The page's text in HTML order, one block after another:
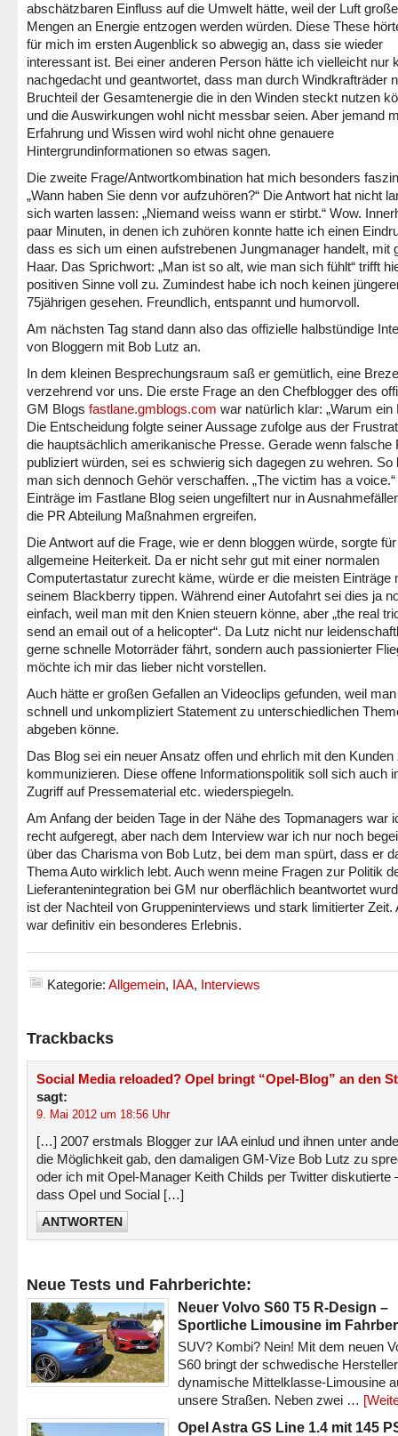
abschätzbaren Einfluss auf die Umwelt hätte, weil der Luft große
Mengen an Energie entzogen werden würden. Diese These
für mich im ersten Augenblick so abwegig an, dass sie wieder
interessant ist. Bei einer anderen Person hätte ich vielleicht nur
nachgedacht und geantwortet, dass man durch Windkrafträder
Bruchteil der Gesamtenergie die in den Winden steckt nutzen
und die Auswirkungen wohl nicht messbar seien. Aber jemand
Erfahrung und Wissen wird wohl nicht ohne genauere
Hintergrundinformationen so etwas sagen.
Die zweite Frage/Antwortkombination hat mich besonders
„Wann haben Sie denn vor aufzuhören?“ Die Antwort hat nicht
sich warten lassen: „Niemand weiss wann er stirbt.“ Wow.
paar Minuten, in denen ich zuhören konnte hatte ich einen
dass es sich um einen aufstrebenen Jungmanager handelt, mit
Haar. Das Sprichwort: „Man ist so alt, wie man sich fühlt“ trifft
positiven Sinne voll zu. Zumindest habe ich noch keinen
75jährigen gesehen. Freundlich, entspannt und humorvoll.
Am nächsten Tag stand dann also das offizielle halbstündige
von Bloggern mit Bob Lutz an.
In dem kleinen Besprechungsraum saß er gemütlich, eine
verzehrend vor uns. Die erste Frage an den Chefblogger des
GM Blogs fastlane.gmblogs.com war natürlich klar: „Warum ein
Die Entscheidung folgte seiner Aussage zufolge aus der
die hauptsächlich amerikanische Presse. Gerade wenn falsche
publiziert würden, sei es schwierig sich dagegen zu wehren. So
man sich dennoch Gehör verschaffen. „The victim has a
Einträge im Fastlane Blog seien ungefiltert nur in
die PR Abteilung Maßnahmen ergreifen.
Die Antwort auf die Frage, wie er denn bloggen würde, sorgte für
allgemeine Heiterkeit. Da er nicht sehr gut mit einer normalen
Computertastatur zurecht käme, würde er die meisten Einträge
seinem Blackberry tippen. Während einer Autofahrt sei dies ja
einfach, weil man mit den Knien steuern könne, aber „the real
send an email out of a helicopter“. Da Lutz nicht nur
gerne schnelle Motorräder fährt, sondern auch passionierter
möchte ich mir das lieber nicht vorstellen.
Auch hätte er großen Gefallen an Videoclips gefunden, weil
schnell und unkompliziert Statement zu unterschiedlichen
abgeben könne.
Das Blog sei ein neuer Ansatz offen und ehrlich mit den Kunden
kommunizieren. Diese offene Informationspolitik soll sich auch
Zugriff auf Pressematerial etc. wiederspiegeln.
Am Anfang der beiden Tage in der Nähe des Topmanagers war
recht aufgeregt, aber nach dem Interview war ich nur noch
über das Charisma von Bob Lutz, bei dem man spürt, dass er
Thema Auto wirklich lebt. Auch wenn meine Fragen zur Politik
Lieferantenintegration bei GM nur oberflächlich beantwortet
ist der Nachteil von Gruppeninterviews und stark limitierter Zeit.
war definitiv ein besonderes Erlebnis.
Kategorie: Allgemein, IAA, Interviews
Trackbacks
Social Media reloaded? Opel bringt “Opel-Blog” an den
sagt:
9. Mai 2012 um 18:56 Uhr
[…] 2007 erstmals Blogger zur IAA einlud und ihnen unter
die Möglichkeit gab, den damaligen GM-Vize Bob Lutz zu
oder ich mit Opel-Manager Keith Childs per Twitter diskutierte
dass Opel und Social […]
ANTWORTEN
Neue Tests und Fahrberichte:
Neuer Volvo S60 T5 R-Design –
Sportliche Limousine im
SUV? Kombi? Nein! Mit dem neuen
S60 bringt der schwedische
dynamische Mittelklasse-Limousine
unsere Straßen. Neben zwei …
Opel Astra GS Line 1.4 mit 145